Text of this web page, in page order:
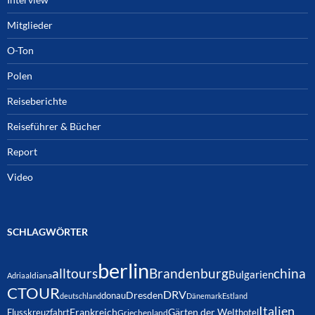
Mitglieder
O-Ton
Polen
Reiseberichte
Reiseführer & Bücher
Report
Video
SCHLAGWÖRTER
AdriaaldianaalltoursberlinBrandenburgBulgarienchina
CTOURdeutschlanddonauDresdenDRVDänemarkEstland
FlusskreuzfahrtFrankreichGriechenlandGärten der Welthotel Italien